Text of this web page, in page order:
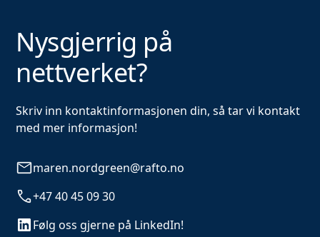
Nysgjerrig på
nettverket?
Skriv inn kontaktinformasjonen din, så tar vi kontakt
med mer informasjon!
maren.nordgreen@rafto.no
+47 40 45 09 30
Følg oss gjerne på LinkedIn!